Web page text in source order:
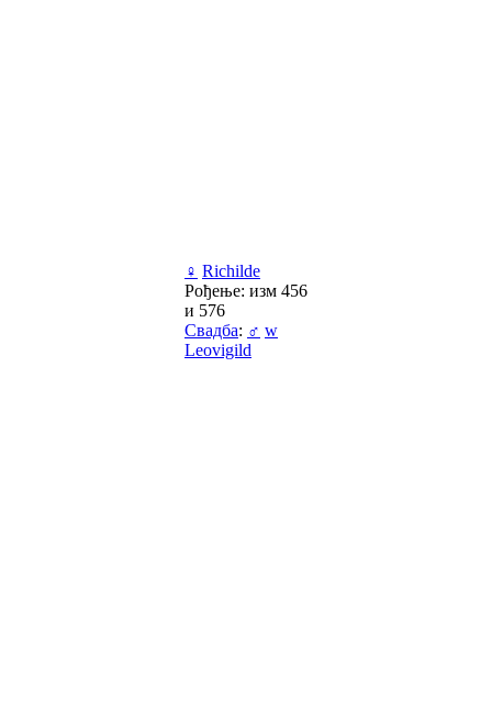
♀ Richilde
Рођење: изм 456
и 576
Свадба: ♂ w
Leovigild